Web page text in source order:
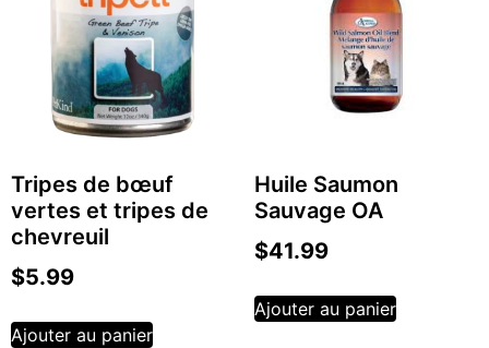
Tripes de bœuf
vertes et tripes de
chevreuil
$5.99
Ajouter au panier
Huile Saumon
Sauvage OA
$41.99
Ajouter au panier